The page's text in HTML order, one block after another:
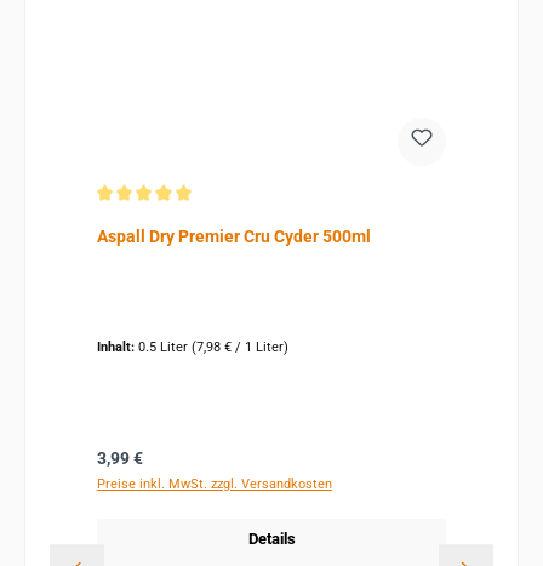
Aspall Dry Premier Cru Cyder 500ml
Inhalt: 0.5 Liter (7,98 € / 1 Liter)
Regulärer Preis:
3,99 €
Preise inkl. MwSt. zzgl. Versandkosten
Details